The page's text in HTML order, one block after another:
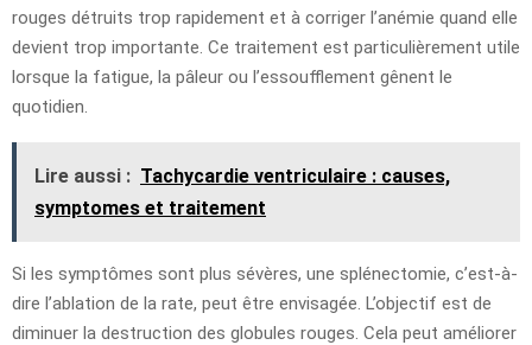
rouges détruits trop rapidement et à corriger l’anémie quand elle
devient trop importante. Ce traitement est particulièrement utile
lorsque la fatigue, la pâleur ou l’essoufflement gênent le
quotidien.
Lire aussi : Tachycardie ventriculaire : causes,
symptomes et traitement
Si les symptômes sont plus sévères, une splénectomie, c’est-à-
dire l’ablation de la rate, peut être envisagée. L’objectif est de
diminuer la destruction des globules rouges. Cela peut améliorer